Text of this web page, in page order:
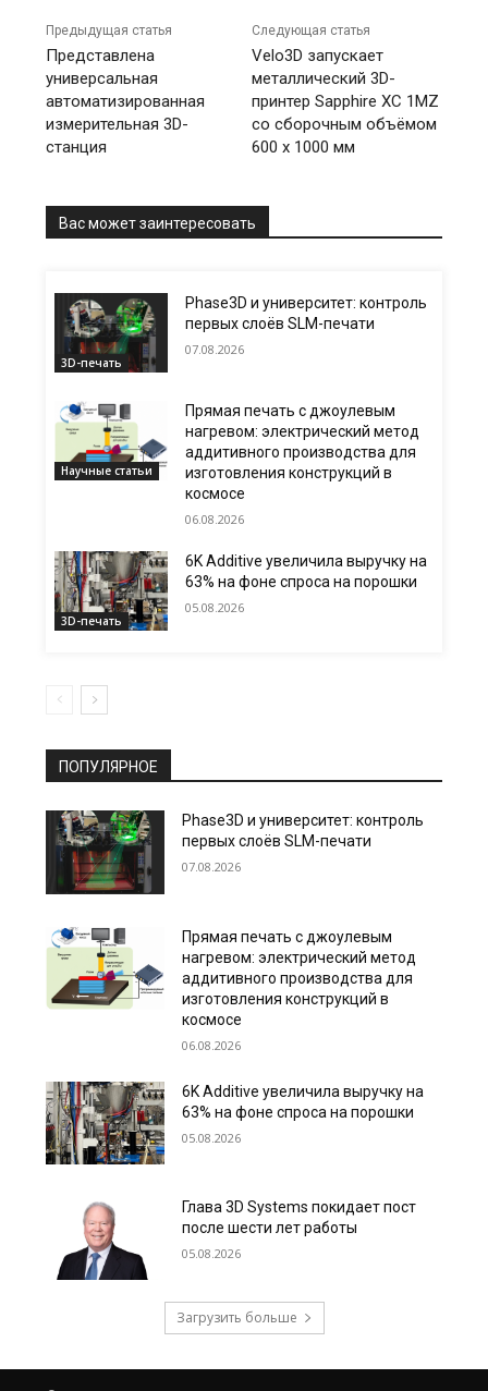
Предыдущая статья
Представлена
универсальная
автоматизированная
измерительная 3D-
станция
Следующая статья
Velo3D запускает
металлический 3D-
принтер Sapphire XC 1MZ
со сборочным объёмом
600 x 1000 мм
Вас может заинтересовать
3D-печать
Phase3D и университет: контроль
первых слоёв SLM-печати
07.08.2026
Научные статьи
Прямая печать с джоулевым
нагревом: электрический метод
аддитивного производства для
изготовления конструкций в
космосе
06.08.2026
3D-печать
6K Additive увеличила выручку на
63% на фоне спроса на порошки
05.08.2026
ПОПУЛЯРНОЕ
Phase3D и университет: контроль
первых слоёв SLM-печати
07.08.2026
Прямая печать с джоулевым
нагревом: электрический метод
аддитивного производства для
изготовления конструкций в
космосе
06.08.2026
6K Additive увеличила выручку на
63% на фоне спроса на порошки
05.08.2026
Глава 3D Systems покидает пост
после шести лет работы
05.08.2026
Загрузить больше